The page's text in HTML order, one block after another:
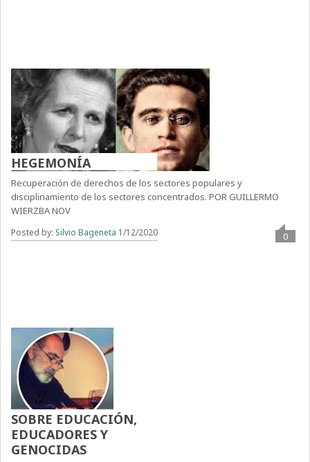
HEGEMONÍA
Recuperación de derechos de los sectores populares y
disciplinamiento de los sectores concentrados. POR GUILLERMO
WIERZBA NOV
Posted by: Silvio Bageneta 1/12/2020 0
SOBRE EDUCACIÓN,
EDUCADORES Y
GENOCIDAS